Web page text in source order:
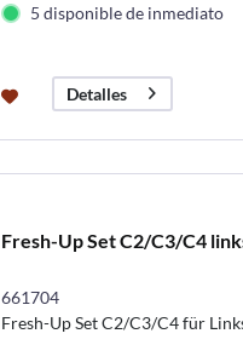
5 disponible de inmediato
Detalles
Fresh-Up Set C2/C3/C4
661704
Fresh-Up Set C2/C3/C4 für